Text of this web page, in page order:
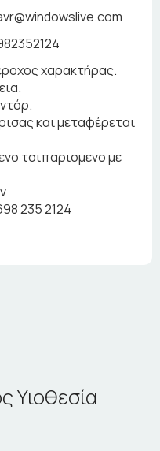
χαρακτήρας.
και μεταφέρεται
τσιπαρισμενο με
235 2124
Υιοθεσία